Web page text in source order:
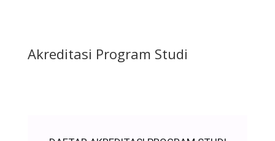
Akreditasi Program Studi